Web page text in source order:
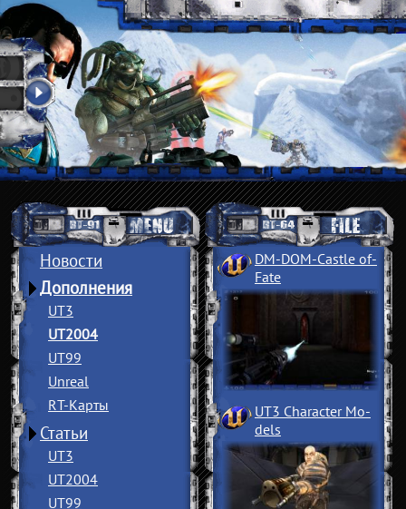
Новости
Дополнения
UT3
UT2004
UT99
Unreal
RT-Карты
Статьи
UT3
UT2004
UT99
DM-DOM-Castle of­
Fate
UT3 Character Mo­
dels